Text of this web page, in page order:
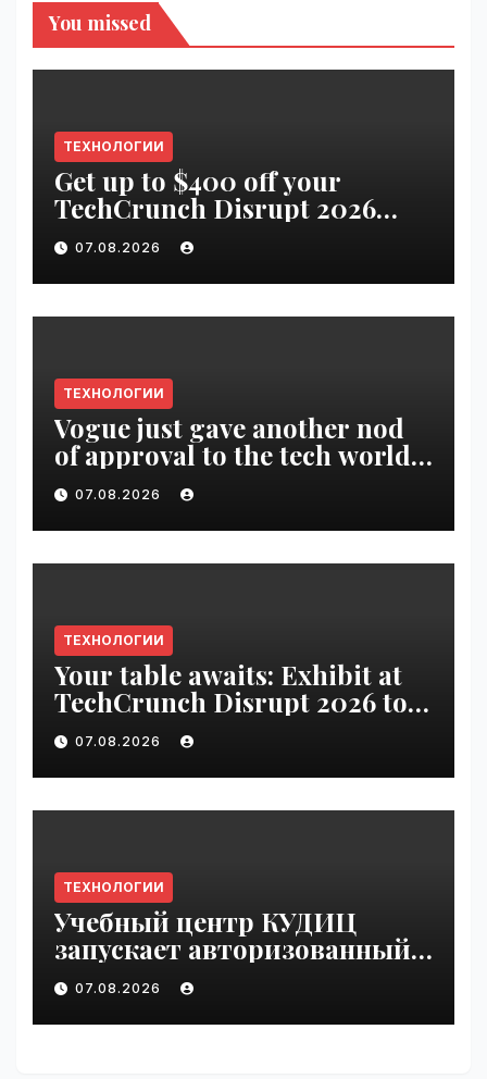
You missed
ТЕХНОЛОГИИ
Get up to $400 off your
TechCrunch Disrupt 2026
pass until tomorrow |
VseTime.ru
07.08.2026
ТЕХНОЛОГИИ
Vogue just gave another nod
of approval to the tech world |
VseTime.ru
07.08.2026
ТЕХНОЛОГИИ
Your table awaits: Exhibit at
TechCrunch Disrupt 2026 to
be seen by thousands |
VseTime.ru
07.08.2026
ТЕХНОЛОГИИ
Учебный центр КУДИЦ
запускает авторизованный
курс по
администрированию Mind
Migrate#guest | VseTime.ru
07.08.2026